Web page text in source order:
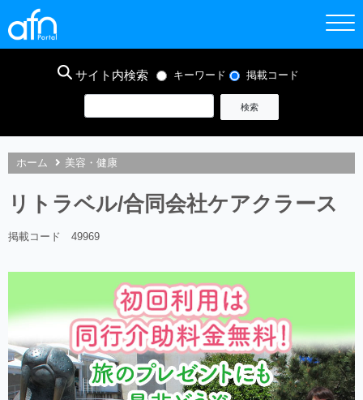
サイト内検索 キーワード 掲載コード
ホーム 美容・健康
リトラベル/合同会社ケアクラース
掲載コード 49969